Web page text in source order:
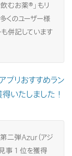
むお薬®」もリ
くのユーザー様
も併記しています
プリおすすめラン
いたしました！
二弾Azur（アジ
事１位を獲得